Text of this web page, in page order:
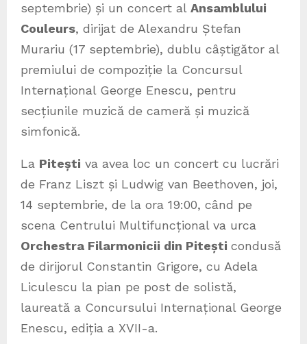
septembrie) și un concert al Ansamblului
Couleurs, dirijat de Alexandru Ștefan
Murariu (17 septembrie), dublu câștigător al
premiului de compoziție la Concursul
Internațional George Enescu, pentru
secțiunile muzică de cameră și muzică
simfonică.
La Pitești va avea loc un concert cu lucrări
de Franz Liszt și Ludwig van Beethoven, joi,
14 septembrie, de la ora 19:00, când pe
scena Centrului Multifuncțional va urca
Orchestra Filarmonicii din Pitești condusă
de dirijorul Constantin Grigore, cu Adela
Liculescu la pian pe post de solistă,
laureată a Concursului Internațional George
Enescu, ediția a XVII-a.